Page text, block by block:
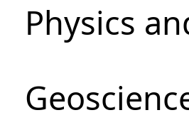
Physics